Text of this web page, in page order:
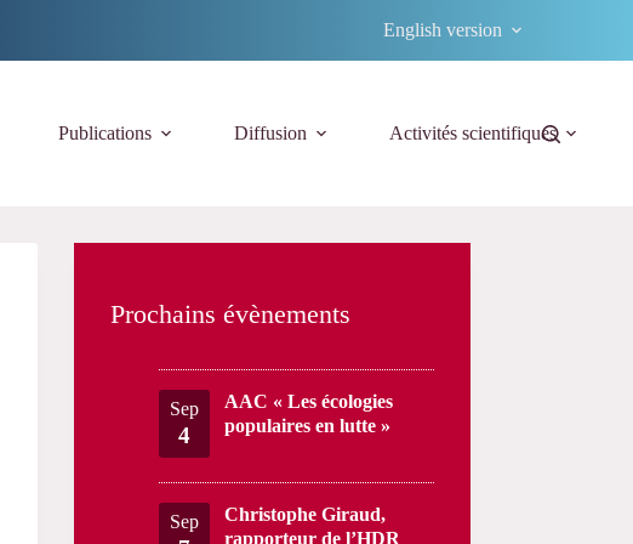
English version
Publications Diffusion Activités scientifiques
Prochains évènements
Sep
4
AAC « Les écologies
populaires en lutte »
Sep
Christophe Giraud,
rapporteur de l’HDR